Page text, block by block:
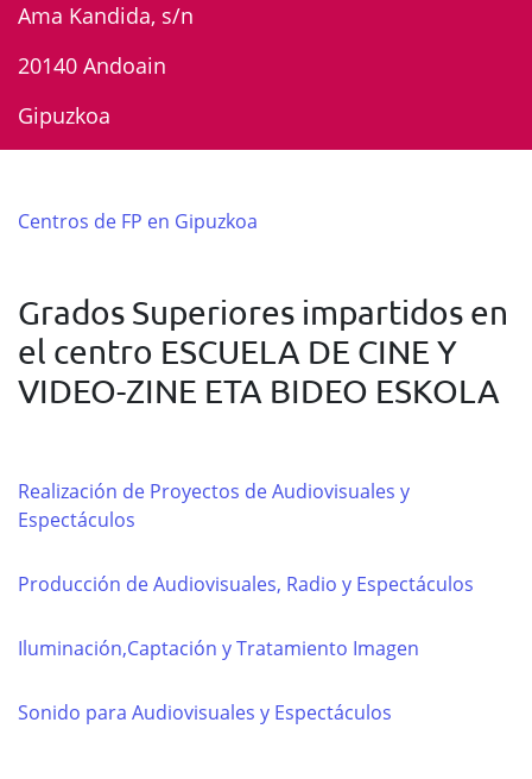
Ama Kandida, s/n
20140 Andoain
Gipuzkoa
Centros de FP en Gipuzkoa
Grados Superiores impartidos en
el centro ESCUELA DE CINE Y
VIDEO-ZINE ETA BIDEO ESKOLA
Realización de Proyectos de Audiovisuales y
Espectáculos
Producción de Audiovisuales, Radio y Espectáculos
Iluminación,Captación y Tratamiento Imagen
Sonido para Audiovisuales y Espectáculos